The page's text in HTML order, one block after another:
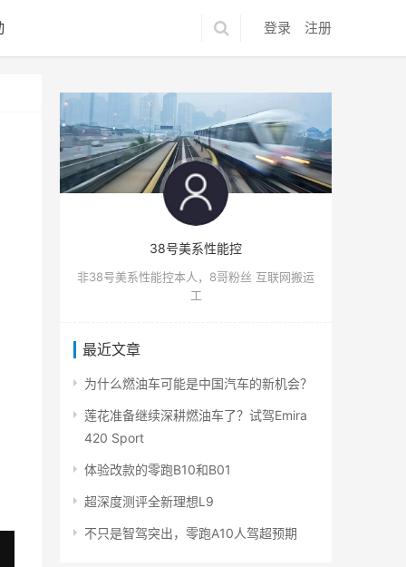
登录 注册
38号美系性能控
非38号美系性能控本人，8哥粉丝 互联网搬运
工
最近文章
为什么燃油车可能是中国汽车的新机会？
莲花准备继续深耕燃油车了？试驾Emira
420 Sport
体验改款的零跑B10和B01
超深度测评全新理想L9
不只是智驾突出，零跑A10人驾超预期